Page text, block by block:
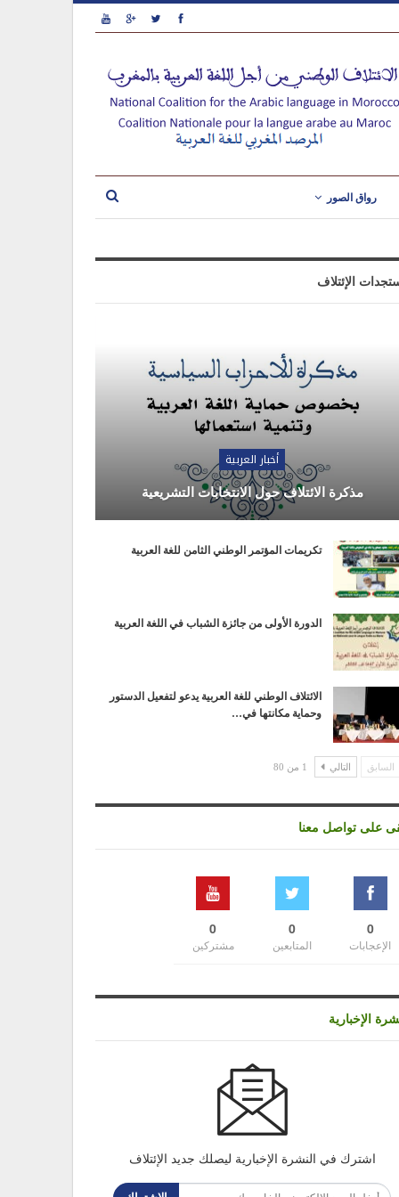
رواق الصور
الإئتلاف
أخبار العربية
مذكرة الائتلاف حول الانتخابات التشريعية
تكريمات المؤتمر الوطني الثامن للغة العربية
الدورة الأولى من جائزة الشباب في اللغة العربية
الائتلاف الوطني للغة العربية يدعو لتفعيل الدستور
وحماية مكانتها في…
السابق التالي 1 من 80
على تواصل معنا
0
الإعجابات
0
المتابعين
0
مشتركين
الإخبارية
اشترك في النشرة الإخبارية ليصلك جديد الإئتلاف